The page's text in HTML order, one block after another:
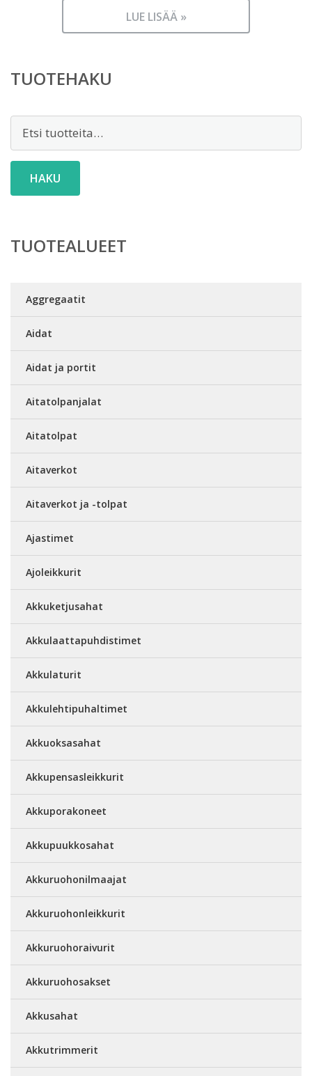
LUE LISÄÄ »
TUOTEHAKU
Etsi:
HAKU
TUOTEALUEET
Aggregaatit
Aidat
Aidat ja portit
Aitatolpanjalat
Aitatolpat
Aitaverkot
Aitaverkot ja -tolpat
Ajastimet
Ajoleikkurit
Akkuketjusahat
Akkulaattapuhdistimet
Akkulaturit
Akkulehtipuhaltimet
Akkuoksasahat
Akkupensasleikkurit
Akkuporakoneet
Akkupuukkosahat
Akkuruohonilmaajat
Akkuruohonleikkurit
Akkuruohoraivurit
Akkuruohosakset
Akkusahat
Akkutrimmerit